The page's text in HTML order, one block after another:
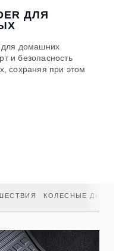
ДЛЯ
для домашних
и безопасность
сохраняя при этом
КОЛЕСНЫЕ ДИСКИ